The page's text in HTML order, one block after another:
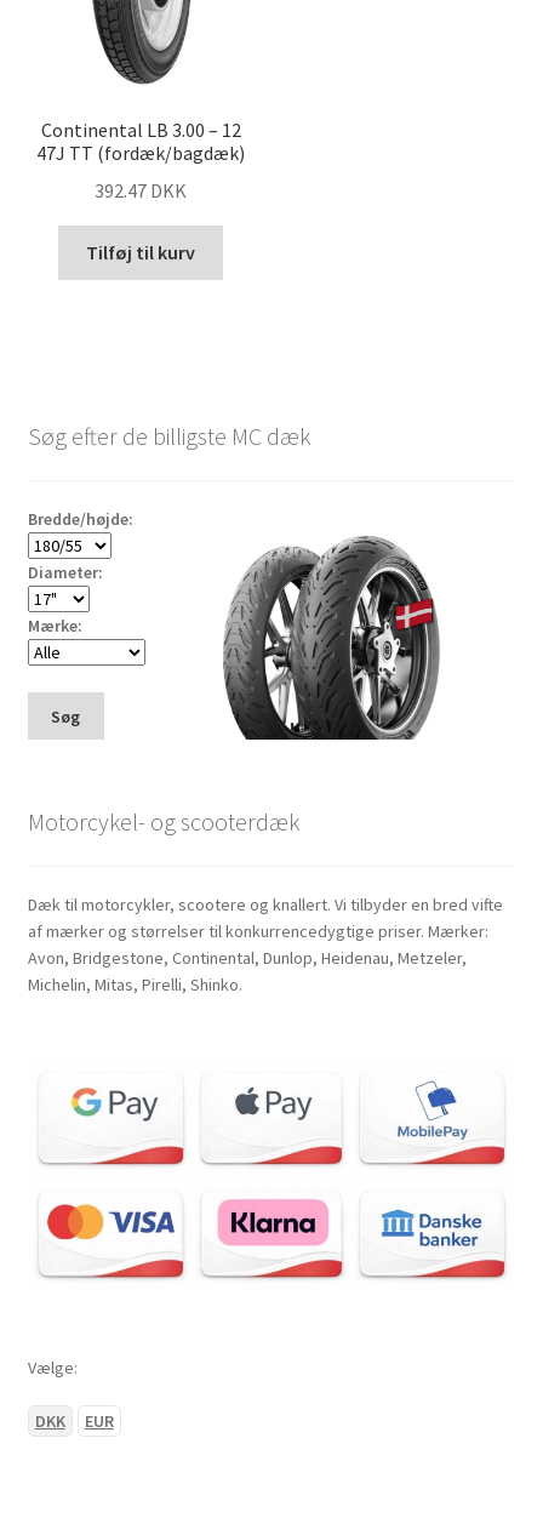
Continental LB 3.00 – 12
47J TT (fordæk/bagdæk)
392.47 DKK
Tilføj til kurv
Søg efter de billigste MC dæk
Bredde/højde:
Diameter:
Mærke:
Søg
Motorcykel- og scooterdæk
Dæk til motorcykler, scootere og knallert. Vi tilbyder en bred vifte
af mærker og størrelser til konkurrencedygtige priser. Mærker:
Avon, Bridgestone, Continental, Dunlop, Heidenau, Metzeler,
Michelin, Mitas, Pirelli, Shinko.
Vælge:
DKK EUR